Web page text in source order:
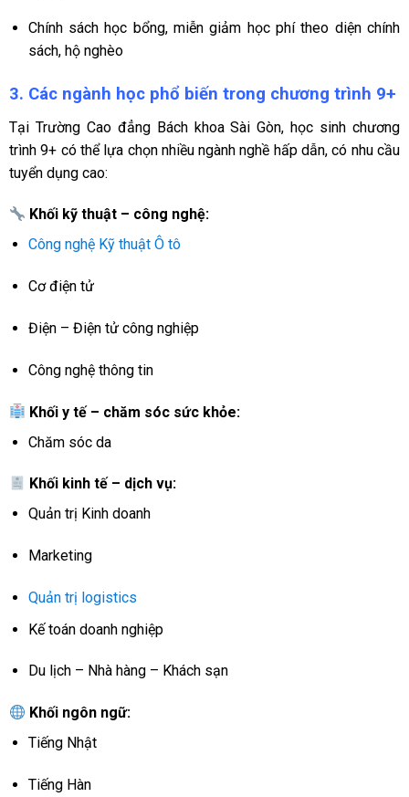
Chính sách học bổng, miễn giảm học phí theo diện chính
sách, hộ nghèo
3. Các ngành học phổ biến trong chương trình 9+
Tại Trường Cao đẳng Bách khoa Sài Gòn, học sinh chương
trình 9+ có thể lựa chọn nhiều ngành nghề hấp dẫn, có nhu cầu
tuyển dụng cao:
Khối kỹ thuật – công nghệ:
Công nghệ Kỹ thuật Ô tô
Cơ điện tử
Điện – Điện tử công nghiệp
Công nghệ thông tin
Khối y tế – chăm sóc sức khỏe:
Chăm sóc da
Khối kinh tế – dịch vụ:
Quản trị Kinh doanh
Marketing
Quản trị logistics
Kế toán doanh nghiệp
Du lịch – Nhà hàng – Khách sạn
Khối ngôn ngữ:
Tiếng Nhật
Tiếng Hàn